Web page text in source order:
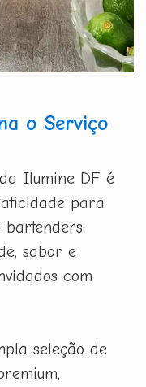
o Serviço
Ilumine DF é
para
bartenders
sabor e
com
seleção de